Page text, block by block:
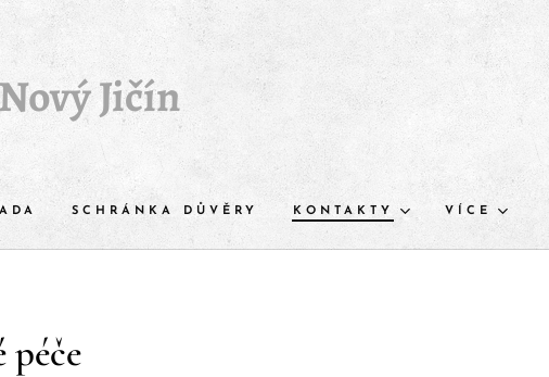
Jičín
SCHRÁNKA DŮVĚRY KONTAKTY VÍCE